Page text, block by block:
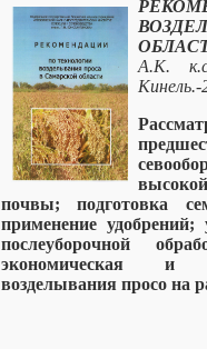
А.К.
Кинель.-
почвы; подготовка
применение удобрений;
послеуборочной
экономическая и
возделывания просо на